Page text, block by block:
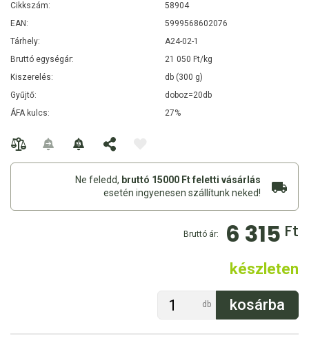
Cikkszám:
58904
EAN:
5999568602076
Tárhely:
A24-02-1
Bruttó egységár:
21 050 Ft/kg
Kiszerelés:
db (300 g)
Gyűjtő:
doboz=20db
ÁFA kulcs:
27%
Ne feledd, bruttó 15000 Ft feletti vásárlás
esetén ingyenesen szállítunk neked!
Bruttó ár: 6 315 Ft
készleten
db